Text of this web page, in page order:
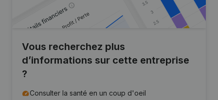
Vous recherchez plus
d’informations sur cette entreprise
?
Consulter la santé en un coup d'oeil